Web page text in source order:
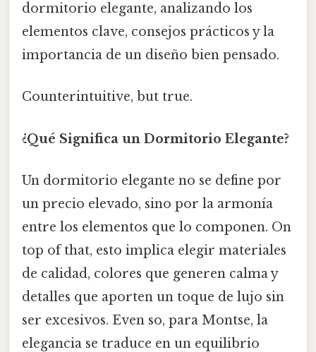
dormitorio elegante, analizando los
elementos clave, consejos prácticos y la
importancia de un diseño bien pensado.
Counterintuitive, but true.
¿Qué Significa un Dormitorio Elegante?
Un dormitorio elegante no se define por
un precio elevado, sino por la armonía
entre los elementos que lo componen. On
top of that, esto implica elegir materiales
de calidad, colores que generen calma y
detalles que aporten un toque de lujo sin
ser excesivos. Even so, para Montse, la
elegancia se traduce en un equilibrio